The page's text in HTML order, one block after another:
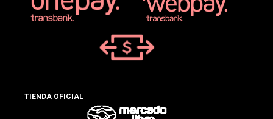
TIENDA OFICIAL